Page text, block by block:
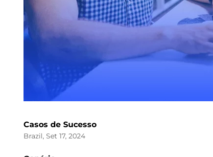
Casos de Sucesso
Brazil, Set 17, 2024